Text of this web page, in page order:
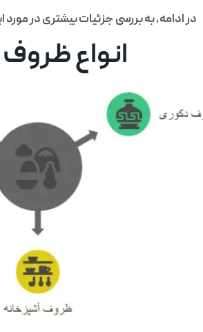
در ادامه، به بررسی جزئیات بیشتری در
انواع ظروف